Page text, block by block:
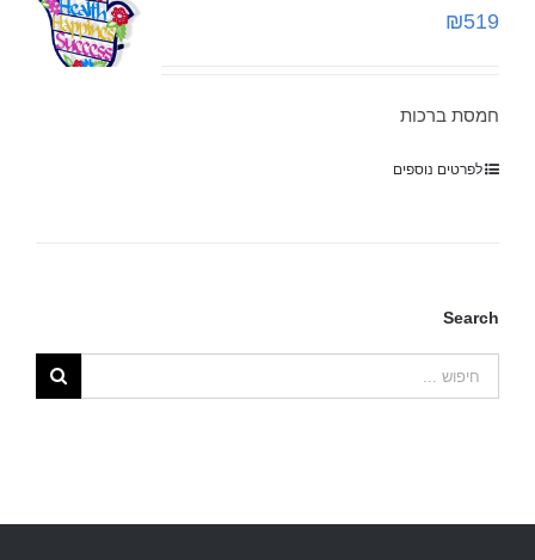
₪519
חמסת ברכות
לפרטים נוספים
Search